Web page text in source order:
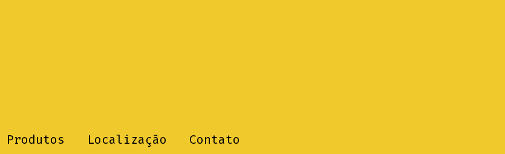
Produtos Localização Contato